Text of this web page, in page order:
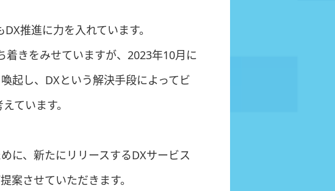
推進に力を入れています。
着きをみせていますが、2023年10月に
起し、DXという解決手段によってビ
ています。
に、新たにリリースするDXサービス
案させていただきます。